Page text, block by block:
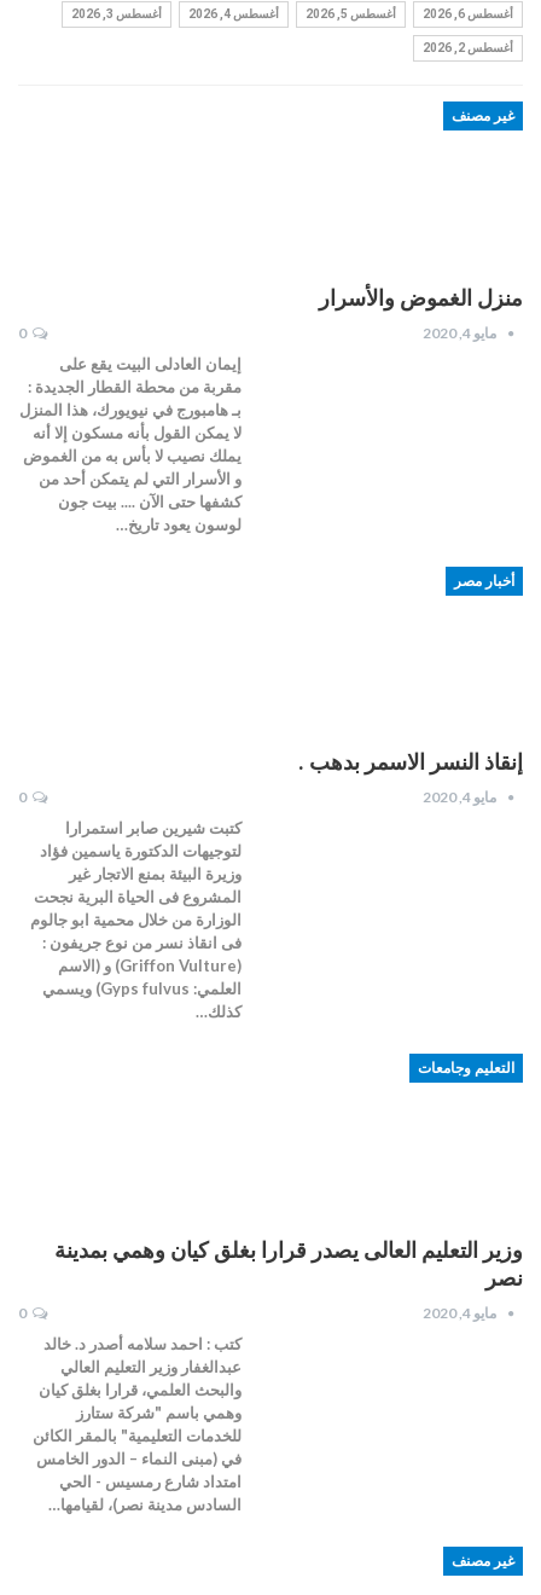
أغسطس 6, 2026 أغسطس 5, 2026 أغسطس 4, 2026 أغسطس 3, 2026
أغسطس 2, 2026
غير مصنف
منزل الغموض والأسرار
مايو 4, 2020 0
إيمان العادلى البيت يقع على
مقربة من محطة القطار الجديدة :
بـ هامبورج في نيويورك، هذا المنزل
لا يمكن القول بأنه مسكون إلا أنه
يملك نصيب لا بأس به من الغموض
و الأسرار التي لم يتمكن أحد من
كشفها حتى الآن .... بيت جون
لوسون يعود تاريخ…
أخبار مصر
إنقاذ النسر الاسمر بدهب .
مايو 4, 2020 0
كتبت شيرين صابر استمرارا
لتوجيهات الدكتورة ياسمين فؤاد
وزيرة البيئة بمنع الاتجار غير
المشروع فى الحياة البرية نجحت
الوزارة من خلال محمية ابو جالوم
فى انقاذ نسر من نوع جريفون :
(Griffon Vulture)‏ و (الاسم
العلمي: Gyps fulvus) ويسمي
كذلك…
التعليم وجامعات
وزير التعليم العالى يصدر قرارا بغلق كيان وهمي بمدينة
نصر
مايو 4, 2020 0
كتب : احمد سلامه أصدر د. خالد
عبدالغفار وزير التعليم العالي
والبحث العلمي، قرارا بغلق كيان
وهمي باسم "شركة ستارز
للخدمات التعليمية" بالمقر الكائن
في (مبنى النماء – الدور الخامس
امتداد شارع رمسيس - الحي
السادس مدينة نصر)، لقيامها…
غير مصنف